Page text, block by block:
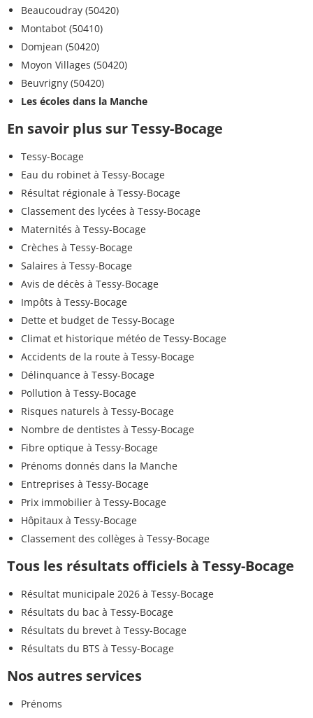
Beaucoudray (50420)
Montabot (50410)
Domjean (50420)
Moyon Villages (50420)
Beuvrigny (50420)
Les écoles dans la Manche
En savoir plus sur Tessy-Bocage
Tessy-Bocage
Eau du robinet à Tessy-Bocage
Résultat régionale à Tessy-Bocage
Classement des lycées à Tessy-Bocage
Maternités à Tessy-Bocage
Crèches à Tessy-Bocage
Salaires à Tessy-Bocage
Avis de décès à Tessy-Bocage
Impôts à Tessy-Bocage
Dette et budget de Tessy-Bocage
Climat et historique météo de Tessy-Bocage
Accidents de la route à Tessy-Bocage
Délinquance à Tessy-Bocage
Pollution à Tessy-Bocage
Risques naturels à Tessy-Bocage
Nombre de dentistes à Tessy-Bocage
Fibre optique à Tessy-Bocage
Prénoms donnés dans la Manche
Entreprises à Tessy-Bocage
Prix immobilier à Tessy-Bocage
Hôpitaux à Tessy-Bocage
Classement des collèges à Tessy-Bocage
Tous les résultats officiels à Tessy-Bocage
Résultat municipale 2026 à Tessy-Bocage
Résultats du bac à Tessy-Bocage
Résultats du brevet à Tessy-Bocage
Résultats du BTS à Tessy-Bocage
Nos autres services
Prénoms